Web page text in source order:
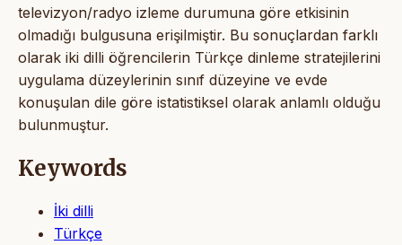
televizyon/radyo izleme durumuna göre etkisinin
olmadığı bulgusuna erişilmiştir. Bu sonuçlardan farklı
olarak iki dilli öğrencilerin Türkçe dinleme stratejilerini
uygulama düzeylerinin sınıf düzeyine ve evde
konuşulan dile göre istatistiksel olarak anlamlı olduğu
bulunmuştur.
Keywords
İki dilli
Türkçe